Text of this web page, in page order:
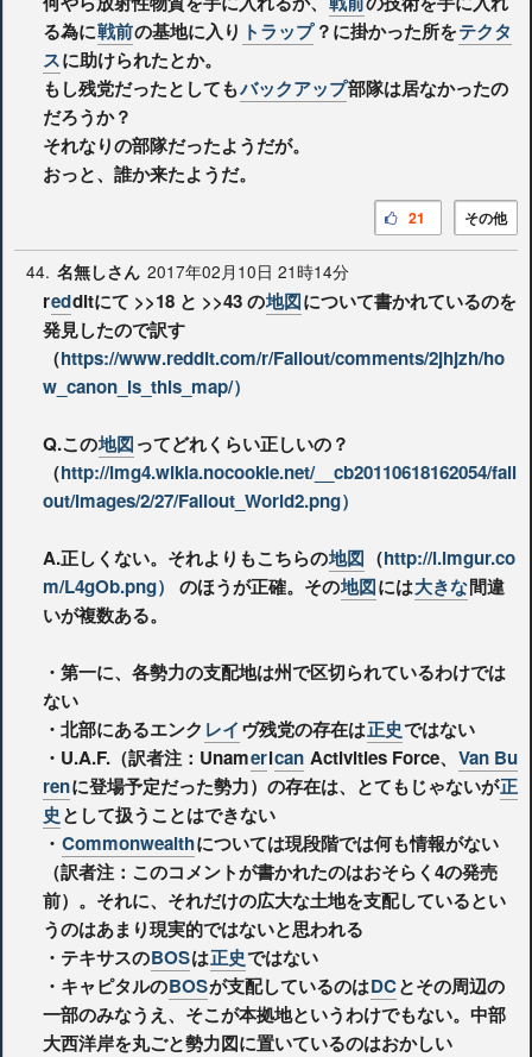
る為に戦前の基地に入り トラップ ？に掛かった所をテクタ
スに助けられたとか。
もし残党だったとしてもバックアップ部隊は居なかったの
だろうか？
それなりの部隊だったようだが。
おっと、誰か来たようだ。
その他
21
44. 名無しさん 2017年02月10日 21時14分
redditにて >>18 と >>43の地図について書かれているのを
発見したので訳す
（https://www.reddit.com/r/Fallout/comments/2jhjzh/ho
w_canon_is_this_map/）
Q.この地図ってどれくらい正しいの？
（http://img4.wikia.nocookie.net/__cb20110618162054/fall
out/images/2/27/Fallout_World2.png）
A.正しくない。それよりもこちらの地図 （http://i.imgur.co
m/L4gOb.png） のほうが正確。その地図には大きな間違
いが複数ある。
・第一に、各勢力の支配地は州で区切られているわけでは
ない
・北部にあるエンク レイヴ残党の存在は正史ではない
・U.A.F.（訳者注：Unamerican Activities Force、 Van Bu
renに登場予定だった勢力）の存在は、とてもじゃないが正
史として扱うことはできない
・ Commonwealthについては現段階では何も情報がない
（訳者注：このコメントが書かれたのはおそらく4の発売
前）。それに、それだけの広大な土地を支配しているとい
うのはあまり現実的ではないと思われる
・テキサスのBOSは正史ではない
・キャピタルのBOSが支配しているのはDCとその周辺の
一部のみなうえ、そこが本拠地というわけでもない。中部
大西洋岸を丸ごと勢力図に置いているのはおかしい